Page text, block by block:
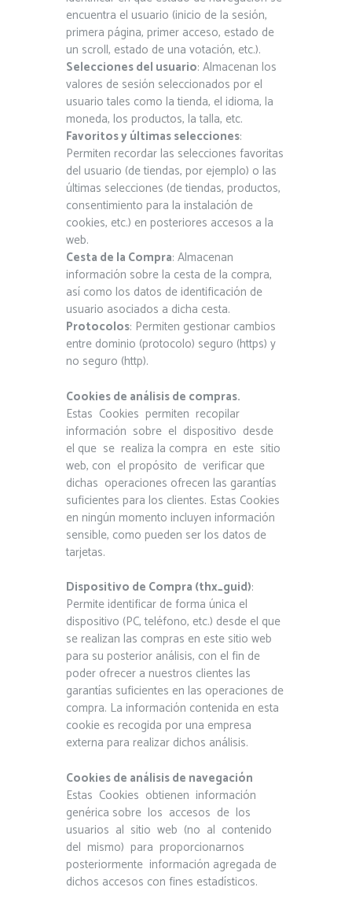
encuentra el usuario (inicio de la sesión,
primera página, primer acceso, estado de
un scroll, estado de una votación, etc.).
Selecciones del usuario: Almacenan los
valores de sesión seleccionados por el
usuario tales como la tienda, el idioma, la
moneda, los productos, la talla, etc.
Favoritos y últimas selecciones:
Permiten recordar las selecciones favoritas
del usuario (de tiendas, por ejemplo) o las
últimas selecciones (de tiendas, productos,
consentimiento para la instalación de
cookies, etc.) en posteriores accesos a la
web.
Cesta de la Compra: Almacenan
información sobre la cesta de la compra,
así como los datos de identificación de
usuario asociados a dicha cesta.
Protocolos: Permiten gestionar cambios
entre dominio (protocolo) seguro (https) y
no seguro (http).
Cookies de análisis de compras.
Estas Cookies permiten recopilar
información sobre el dispositivo desde
el que se realiza la compra en este sitio
web, con el propósito de verificar que
dichas operaciones ofrecen las garantías
suficientes para los clientes. Estas Cookies
en ningún momento incluyen información
sensible, como pueden ser los datos de
tarjetas.
Dispositivo de Compra (thx_guid):
Permite identificar de forma única el
dispositivo (PC, teléfono, etc.) desde el que
se realizan las compras en este sitio web
para su posterior análisis, con el fin de
poder ofrecer a nuestros clientes las
garantías suficientes en las operaciones de
compra. La información contenida en esta
cookie es recogida por una empresa
externa para realizar dichos análisis.
Cookies de análisis de navegación
Estas Cookies obtienen información
genérica sobre los accesos de los
usuarios al sitio web (no al contenido
del mismo) para proporcionarnos
posteriormente información agregada de
dichos accesos con fines estadísticos.